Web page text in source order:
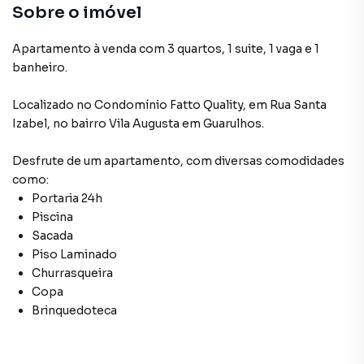
Sobre o imóvel
Apartamento à venda com 3 quartos, 1 suite, 1 vaga e 1
banheiro.
Localizado no Condomínio Fatto Quality, em Rua Santa
Izabel, no bairro Vila Augusta em Guarulhos.
Desfrute de um apartamento, com diversas comodidades
como:
Portaria 24h
Piscina
Sacada
Piso Laminado
Churrasqueira
Copa
Brinquedoteca